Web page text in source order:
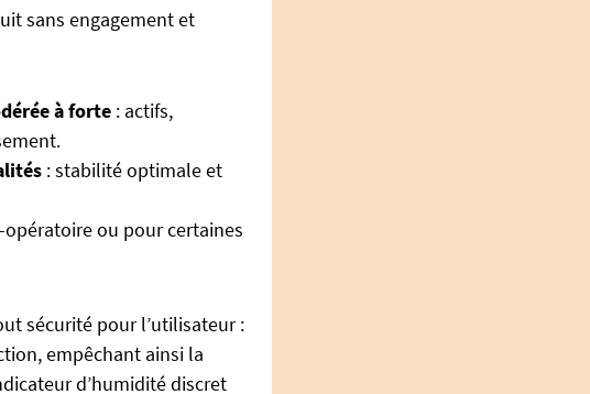
sans engagement et
à forte : actifs,
: stabilité optimale et
opératoire ou pour certaines
sécurité pour l’utilisateur :
empêchant ainsi la
d’humidité discret